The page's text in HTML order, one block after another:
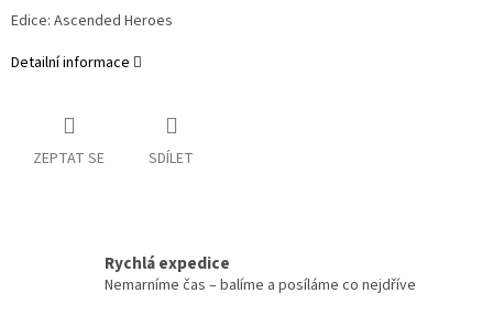
Edice: Ascended Heroes
Detailní informace
ZEPTAT SE SDÍLET
Rychlá expedice
Nemarníme čas – balíme a posíláme co nejdříve